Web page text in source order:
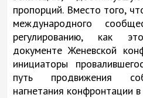
пропорций. Вместо того,
международного
регулированию, как
документе Женевской
инициаторы
путь продвижения
нагнетания конфронтации